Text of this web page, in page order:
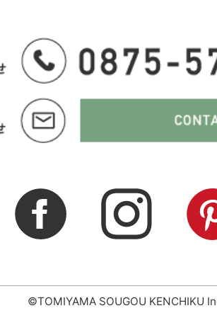
©TOMIYAMA SOUGOU KENCHIKU